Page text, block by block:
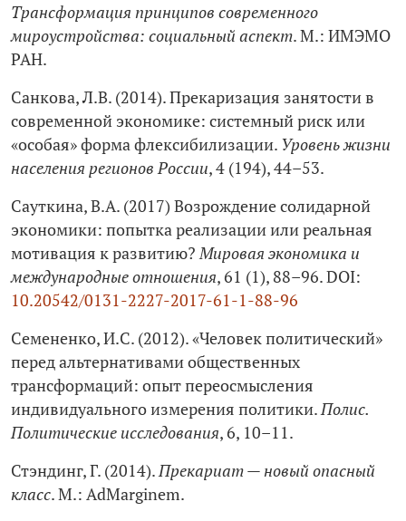
Трансформация принципов современного
мироустройства: социальный аспект. М.: ИМЭМО
РАН.
Санкова, Л.В. (2014). Прекаризация занятости в
современной экономике: системный риск или
«особая» форма флексибилизации. Уровень жизни
населения регионов России, 4 (194), 44–53.
Сауткина, В.А. (2017) Возрождение солидарной
экономики: попытка реализации или реальная
мотивация к развитию?Мировая экономика и
международные отношения, 61 (1), 88–96. DOI:
10.20542/0131-2227-2017-61-1-88-96
Семененко, И.С. (2012). «Человек политический»
перед альтернативами общественных
трансформаций: опыт переосмысления
индивидуального измерения политики.Полис.
Политические исследования, 6, 10–11.
Стэндинг, Г. (2014).Прекариат — новый опасный
класс. М.: AdMarginem.